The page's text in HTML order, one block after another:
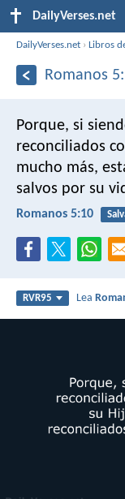
DailyVerses.net
DailyVerses.net ›Libros
Romanos
Porque, si
reconciliados
mucho más,
salvos por su
Romanos 5:10
RVR95 Lea